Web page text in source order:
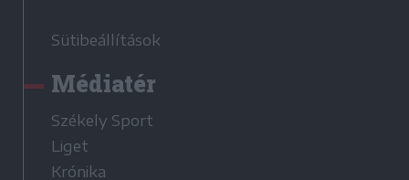
Sütibeállítások
Médiatér
Székely Sport
Liget
Krónika